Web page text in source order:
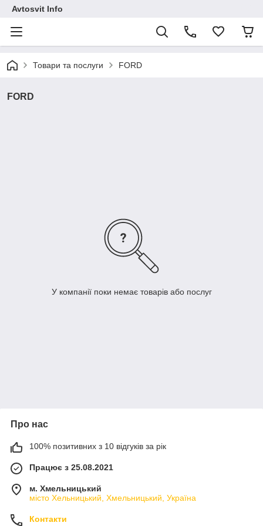
Avtosvit Info
Товари та послуги FORD
FORD
У компанії поки немає товарів або послуг
Про нас
100% позитивних з 10 відгуків за рік
Працює з 25.08.2021
м. Хмельницький
місто Хельницький, Хмельницький, Україна
Контакти